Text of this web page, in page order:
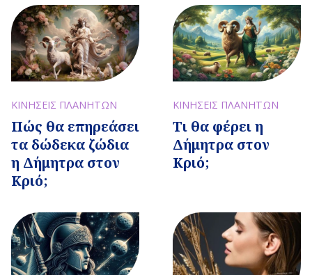
ΚΙΝΗΣΕΙΣ ΠΛΑΝΗΤΩΝ
Πώς θα επηρεάσει
τα δώδεκα ζώδια
η Δήμητρα στον
Κριό;
ΚΙΝΗΣΕΙΣ ΠΛΑΝΗΤΩΝ
Τι θα φέρει η
Δήμητρα στον
Κριό;